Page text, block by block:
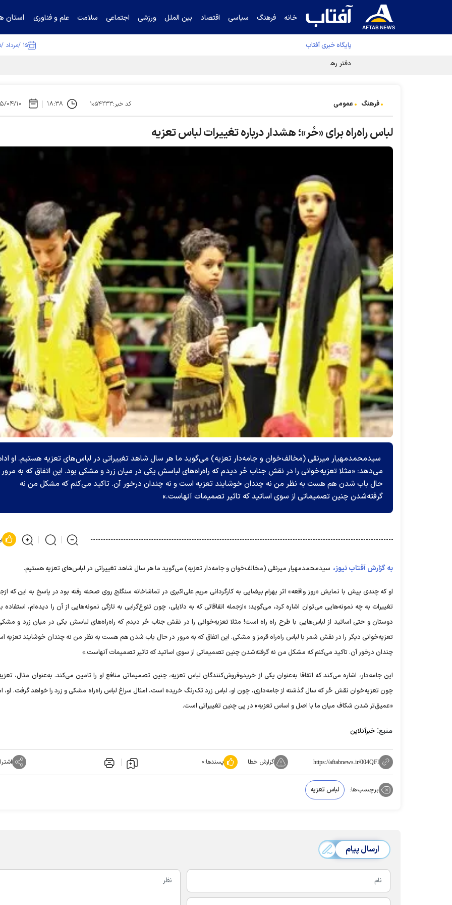
خانه فرهنگ سیاسی اقتصاد بین الملل ورزشی اجتماعی سلامت علم و فناوری استان
پایگاه خبری آفتاب ۱۵ /مرداد /۱۴۰۵
دفتر رهبر انقلاب ادعای خرازی درباره پزشکیان را تکذیب کرد
فرهنگ عمومی کد خبر:۱۰۵۴۲۳۳ ۱۸:۳۸ ۱۴۰۵/
لباس راه‌راه برای «حُر»؛ هشدار درباره تغییرات لباس تعزیه
سیدمحمدمهیار میرنقی (مخالف‌خوان و جامه‌دار تعزیه) می‌گوید ما هر سال شاهد تغییراتی در لباس‌های تعزیه هستیم. او
می‌دهد: «مثلا تعزیه‌خوانی را در نقش جناب حُر دیدم که راه‌راه‌های لباسش یکی در میان زرد و مشکی بود. این اتفاق که به مرور
حال باب شدن هم هست به نظر من نه چندان خوشایند تعزیه است و نه چندان درخور آن. تاکید می‌کنم که مشکل من نه
گرفته‌شدن چنین تصمیماتی از سوی اساتید که تاثیر تصمیمات آنهاست.»
به گزارش آفتاب نیوز، سیدمحمدمهیار میرنقی (مخالف‌خوان و جامه‌دار تعزیه) می‌گوید ما هر سال شاهد تغییراتی در لباس‌های تعزیه هستیم.
او که چندی پیش با نمایش «روز واقعه» اثر بهرام بیضایی به کارگردانی مریم علی‌اکبری در تماشاخانه سنگلج روی صحنه رفته بود در پاسخ به این که
تغییرات به چه نمونه‌هایی می‌توان اشاره کرد، می‌گوید: «ازجمله اتفاقاتی که به دلایلی، چون تنوع‌گرایی به تازگی نمونه‌هایی از آن را دیده‌ام،
دوستان و حتی اساتید از لباس‌هایی با طرح راه راه است! مثلا تعزیه‌خوانی را در نقش جناب حُر دیدم که راه‌راه‌های لباسش یکی در میان زرد و
تعزیه‌خوانی دیگر را در نقش شمر با لباس راه‌راه قرمز و مشکی. این اتفاق که به مرور در حال باب شدن هم هست به نظر من نه چندان خوشایند تعزیه
چندان درخور آن. تاکید می‌کنم که مشکل من نه گرفته‌شدن چنین تصمیماتی از سوی اساتید که تاثیر تصمیمات آنهاست.»
این جامه‌دار، اشاره می‌کند که اتفاقا به‌عنوان یکی از خریدوفروش‌کنندگان لباس تعزیه، چنین تصمیماتی منافع او را تامین می‌کند. به‌عنوان مثال،
چون تعزیه‌خوان نقش حُر که سال گذشته از جامه‌داری، چون او، لباس زرد تک‌رنگ خریده است، امثال سراغ لباس راه‌راه مشکی و زرد را خواهد گرفت. او،
«عمیق‌تر شدن شکاف میان ما با اصل و اساس تعزیه» در پی چنین تغییراتی است.
منبع: خبرآنلاین
https://aftabnews.ir/004QFl گزارش خطا پسندها:۰
برچسب‌ها: لباس تعزیه
ارسال پیام